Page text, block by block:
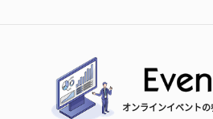
オンラインイベントの